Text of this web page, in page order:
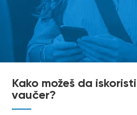
Kako možeš da
vaučer?